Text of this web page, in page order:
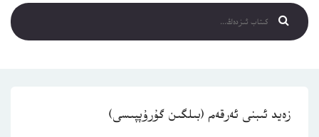
زەيد ئىبنى ئەرقەم (بىلگىن گۇرۇپپىسى)